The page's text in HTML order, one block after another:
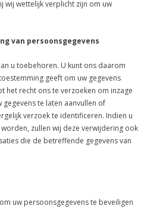
wij wettelijk verplicht zijn om uw
van persoonsgegevens
u toebehoren. U kunt ons daarom
geeft om uw gegevens
het recht ons te verzoeken om inzage
te laten aanvullen of
verzoek te identificeren. Indien u
zullen wij deze verwijdering ook
die de betreffende gegevens van
uw persoonsgegevens te beveiligen